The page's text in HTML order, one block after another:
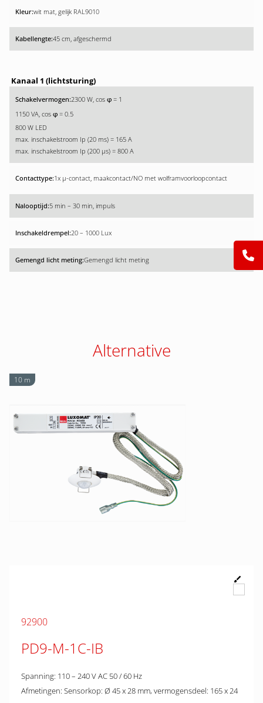
wit mat, gelijk RAL9010
45 cm, afgeschermd
Kanaal 1 (lichtsturing)
2300 W, cos φ = 1
1150 VA, cos φ = 0.5
800 W LED
max. inschakelstroom Ip (20 ms) = 165 A
max. inschakelstroom Ip (200 µs) = 800 A
1x µ-contact, maakcontact/NO met wolfram­voorloopcontact
5 min – 30 min, impuls
20 – 1000 Lux
Gemengd licht meting
Alternative
10 m
92900
PD9-M-1C-IB
Spanning: 110 – 240 V AC 50 / 60 Hz
Afmetingen: Sensorkop: Ø 45 x 28 mm, vermogensdeel: 165 x 24